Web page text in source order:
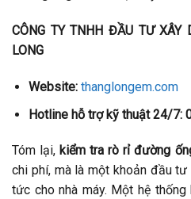
CÔNG TY TNHH ĐẦU TƯ XÂY
LONG
Website: thanglongem.com
Hotline hỗ trợ kỹ thuật 24/7:
Tóm lại, kiểm tra rò rỉ đường
chi phí, mà là một khoản đầu
tức cho nhà máy. Một hệ